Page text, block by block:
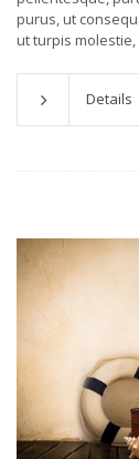
purus, ut
ut turpis
Details